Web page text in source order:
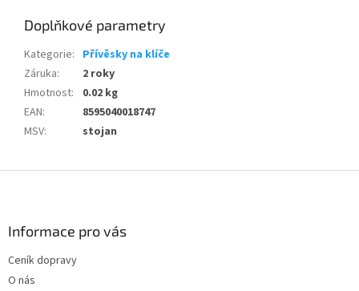
Doplňkové parametry
Kategorie: Přívěsky na klíče
Záruka:
2 roky
Hmotnost:
0.02 kg
EAN:
8595040018747
MSV: stojan
Informace pro vás
Ceník dopravy
O nás